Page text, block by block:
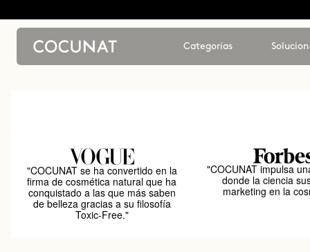
Categorías
"COCUNAT se ha convertido en la
firma de cosmética natural que ha
conquistado a las que más saben
de belleza gracias a su filosofía
Toxic-Free."
"COCUNAT impulsa
donde la ciencia
marketing en la